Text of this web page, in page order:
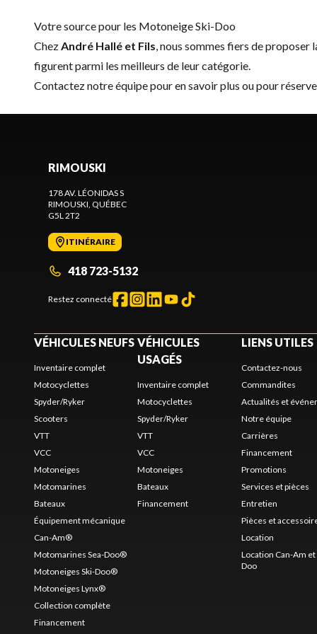
Votre source pour les Motoneige Ski-Doo
Chez André Hallé et Fils , nous sommes fiers de
figurent parmi les meilleurs de leur catégorie.
Contactez notre équipepour en savoir plus ou pour
RIMOUSKI
178 AV. LÉONIDAS S
RIMOUSKI , QUÉBEC
G5L 2T2
ITINÉRAIRE
418 723-5132
Restez connecté
VÉHICULES NEUFS
Inventaire complet
Motocyclettes
Spyder/Ryker
Scooters
VTT
VCC
Motoneiges
Motomarines
Bateaux
Équipement mécanique
Can-Am®
Motomarines Sea-Doo®
Motoneiges Ski-Doo®
Motoneiges Lynx®
Collection complète
Financement
VÉHICULES
USAGÉS
Inventaire complet
Motocyclettes
Spyder/Ryker
VTT
VCC
Motoneiges
Bateaux
Financement
LIENS UTILES
Contactez-nous
Commandites
Actualités et
Notre équipe
Carrières
Financement
Promotions
Services et pièces
Entretien
Pièces et
Location
Location Can-Am et
Doo